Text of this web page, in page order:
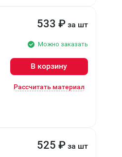
533 ₽ за шт
Можно заказать
В корзину
Рассчитать материал
525 ₽ за шт